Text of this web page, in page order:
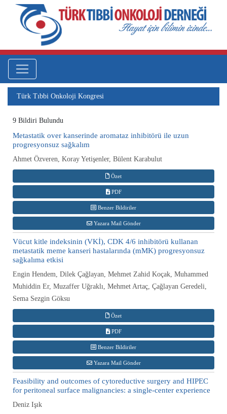
Türk Tıbbi Onkoloji Kongresi
9 Bildiri Bulundu
Metastatik over kanserinde aromataz inhibitörü ile uzun
progresyonsuz sağkalım
Ahmet Özveren, Koray Yetişenler, Bülent Karabulut
Özet
PDF
Benzer Bildiriler
Yazara Mail Gönder
Vücut kitle indeksinin (VKİ), CDK 4/6 inhibitörü kullanan
metastatik meme kanseri hastalarında (mMK) progresyonsuz
sağkalıma etkisi
Engin Hendem, Dilek Çağlayan, Mehmet Zahid Koçak, Muhammed
Muhiddin Er, Muzaffer Uğraklı, Mehmet Artaç, Çağlayan Geredeli,
Sema Sezgin Göksu
Özet
PDF
Benzer Bildiriler
Yazara Mail Gönder
Feasibility and outcomes of cytoreductive surgery and HIPEC
for peritoneal surface malignancies: a single-center experience
Deniz Işık